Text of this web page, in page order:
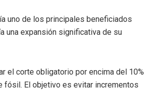
uno de los principales beneficiados
una expansión significativa de su
el corte obligatorio por encima del 10%
fósil. El objetivo es evitar incrementos